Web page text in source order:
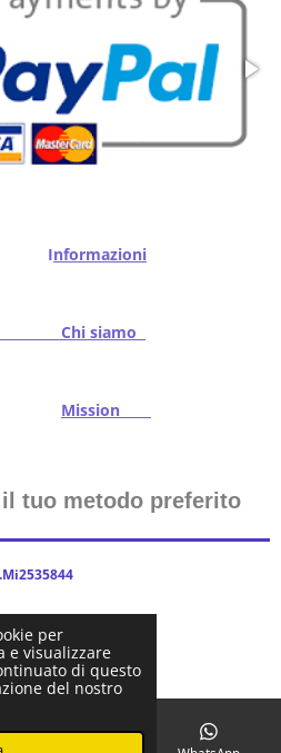
per
e visualizzare
di questo
del nostro
Informazioni
Chi siamo
Mission
tuo metodo preferito
Webador